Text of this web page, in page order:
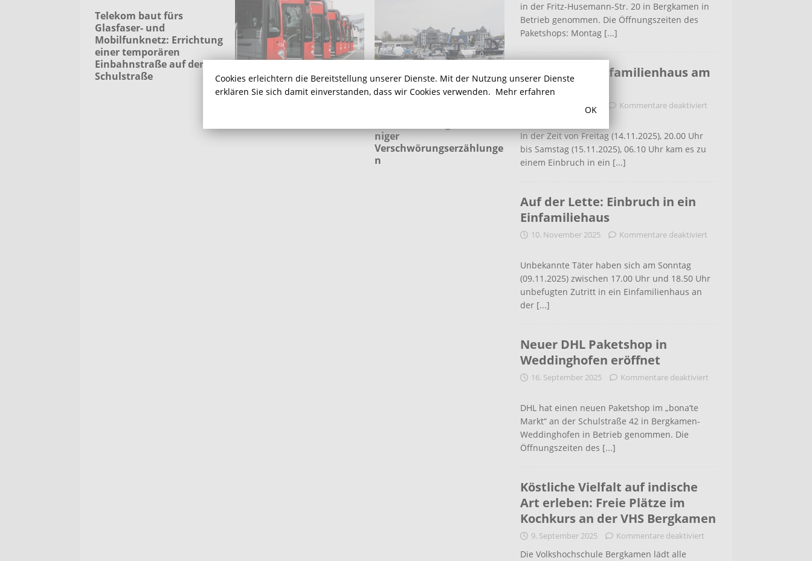
Telekom baut fürs
Glasfaser- und
Mobilfunknetz: Errichtung
einer temporären
Einbahnstraße auf der
Schulstraße
Pfingstferien in NRW:
niger
Verschwörungserzählunge
n
in der Fritz-Husemann-Str. 20 in Bergkamen in
Betrieb genommen. Die Öffnungszeiten des
Paketshops: Montag [...]
Einbruch in Einfamilienhaus am
Haldenweg
16. November 2025 Kommentare deaktiviert
In der Zeit von Freitag (14.11.2025), 20.00 Uhr
bis Samstag (15.11.2025), 06.10 Uhr kam es zu
einem Einbruch in ein [...]
Auf der Lette: Einbruch in ein
Einfamiliehaus
10. November 2025 Kommentare deaktiviert
Unbekannte Täter haben sich am Sonntag
(09.11.2025) zwischen 17.00 Uhr und 18.50 Uhr
unbefugten Zutritt in ein Einfamilienhaus an
der [...]
Neuer DHL Paketshop in
Weddinghofen eröffnet
16. September 2025 Kommentare deaktiviert
DHL hat einen neuen Paketshop im „bona’te
Markt“ an der Schulstraße 42 in Bergkamen-
Weddinghofen in Betrieb genommen. Die
Öffnungszeiten des [...]
Köstliche Vielfalt auf indische
Art erleben: Freie Plätze im
Kochkurs an der VHS Bergkamen
9. September 2025 Kommentare deaktiviert
Die Volkshochschule Bergkamen lädt alle
Cookies erleichtern die Bereitstellung unserer Dienste. Mit der Nutzung unserer Dienste
erklären Sie sich damit einverstanden, dass wir Cookies verwenden. Mehr erfahren
OK